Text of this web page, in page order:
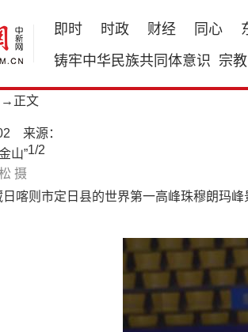
即时 时政 财经 同心
铸牢中华民族共同体意识 宗教
→正文
来源：
摄
1/2
喀则市定日县的世界第一高峰珠穆朗玛